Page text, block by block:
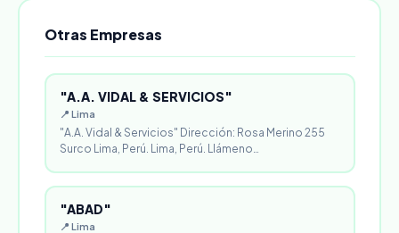
Otras Empresas
"A.A. VIDAL & SERVICIOS"
📍 Lima
"A.A. Vidal & Servicios" Dirección: Rosa Merino 255
Surco Lima, Perú. Lima, Perú. Llámeno…
"ABAD"
📍 Lima